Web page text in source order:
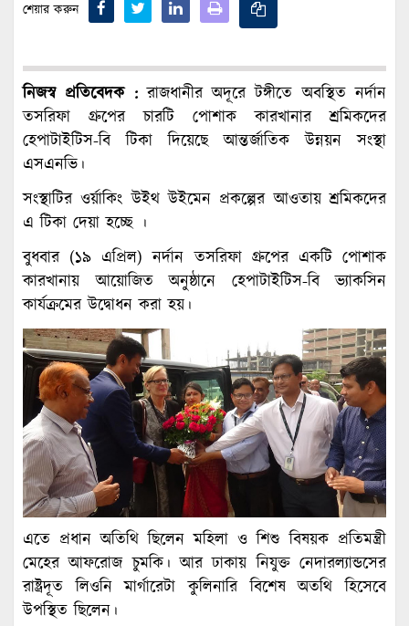
শেয়ার করুন
নিজস্ব প্রতিবেদক :রাজধানীর অদূরে টঙ্গীতে অবস্থিত নর্দান
তসরিফা গ্রুপের চারটি পোশাক কারখানার শ্রমিকদের
হেপাটাইটিস-বি টিকা দিয়েছে আন্তর্জাতিক উন্নয়ন সংস্থা
এসএনভি।
সংস্থাটির ওর্য়াকিং উইথ উইমেন প্রকল্পের আওতায় শ্রমিকদের
এ টিকা দেয়া হচ্ছে ।
বুধবার (১৯ এপ্রিল) নর্দান তসরিফা গ্রুপের একটি পোশাক
কারখানায় আয়োজিত অনুষ্ঠানে হেপাটাইটিস-বি ভ্যাকসিন
কার্যক্রমের উদ্বোধন করা হয়।
এতে প্রধান অতিথি ছিলেন মহিলা ও শিশু বিষয়ক প্রতিমন্ত্রী
মেহের আফরোজ চুমকি। আর ঢাকায় নিযুক্ত নেদারল্যান্ডসের
রাষ্ট্রদূত লিওনি মার্গারেটা কুলিনারি বিশেষ অতথি হিসেবে
উপস্থিত ছিলেন।